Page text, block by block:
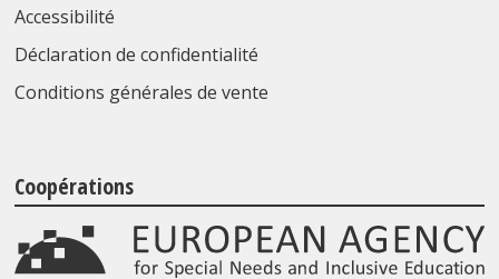
Accessibilité
Déclaration de confidentialité
Conditions générales de vente
Coopérations